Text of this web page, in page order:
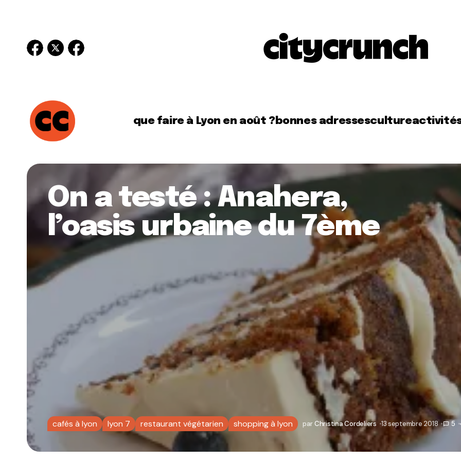
que faire à Lyon en août ?bonnes adressesculture
On a testé : Anahera,
l’oasis urbaine du 7ème
cafés à lyon lyon 7 restaurant végétarien shopping à lyon parChristina Cordeliers 13 septembre 2018 5